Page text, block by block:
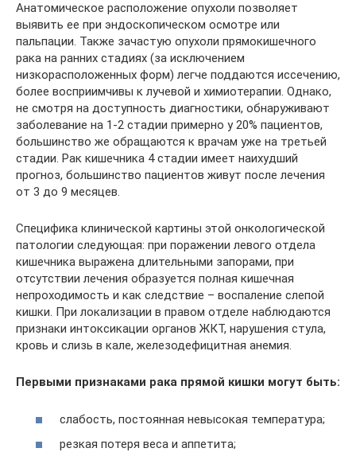
Анатомическое расположение опухоли позволяет
выявить ее при эндоскопическом осмотре или
пальпации. Также зачастую опухоли прямокишечного
рака на ранних стадиях (за исключением
низкорасположенных форм) легче поддаются иссечению,
более восприимчивы к лучевой и химиотерапии. Однако,
не смотря на доступность диагностики, обнаруживают
заболевание на 1-2 стадии примерно у 20% пациентов,
большинство же обращаются к врачам уже на третьей
стадии. Рак кишечника 4 стадии имеет наихудший
прогноз, большинство пациентов живут после лечения
от 3 до 9 месяцев.
Специфика клинической картины этой онкологической
патологии следующая: при поражении левого отдела
кишечника выражена длительными запорами, при
отсутствии лечения образуется полная кишечная
непроходимость и как следствие – воспаление слепой
кишки. При локализации в правом отделе наблюдаются
признаки интоксикации органов ЖКТ, нарушения стула,
кровь и слизь в кале, железодефицитная анемия.
Первыми признаками рака прямой кишки могут быть:
слабость, постоянная невысокая температура;
резкая потеря веса и аппетита;